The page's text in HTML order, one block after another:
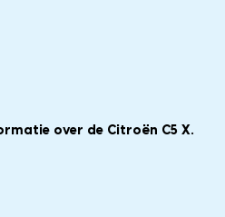
over de Citroën C5 X.